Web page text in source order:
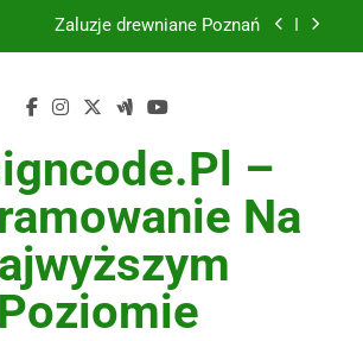
Żaluzje drewniane Poznań
Utylizacja odpadów Lublin
Żaluzje drewniane Poznań
Instalacje elektryczne Gdańsk
–
Na
Poziomie